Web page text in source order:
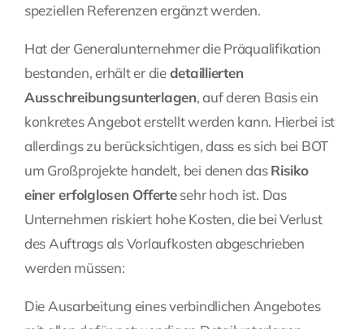
speziellen Referenzen ergänzt werden.
Hat der Generalunternehmer die Präqualifikation
bestanden, erhält er diedetaillierten
Ausschreibungsunterlagen, auf deren Basis ein
konkretes Angebot erstellt werden kann. Hierbei ist
allerdings zu berücksichtigen, dass es sich bei BOT
um Großprojekte handelt, bei denen dasRisiko
einer erfolglosen Offertesehr hoch ist. Das
Unternehmen riskiert hohe Kosten, die bei Verlust
des Auftrags als Vorlaufkosten abgeschrieben
werden müssen:
Die Ausarbeitung eines verbindlichen Angebotes